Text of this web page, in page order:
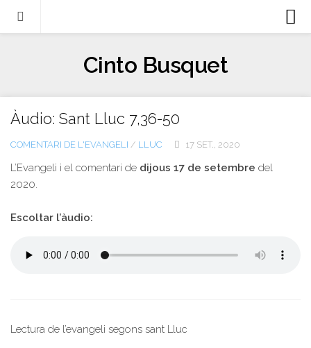
Llibres
Escrits-articles
Notícies
Castellano
English
Contacte
Cinto Busquet
Àudio: Sant Lluc 7,36-50
COMENTARI DE L'EVANGELI / LLUC 17 SET., 2020
L’Evangeli i el comentari de dijous 17 de setembre del
2020.
Escoltar l’àudio:
Lectura de l’evangeli segons sant Lluc